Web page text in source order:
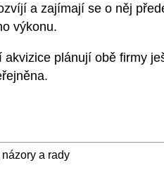
a zajímají se o něj
výkonu.
akvizice plánují obě firmy
a rady